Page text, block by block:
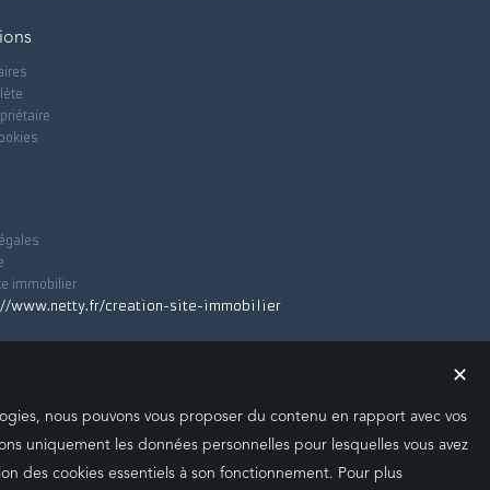
immobilier
✕
nous pouvons vous proposer du contenu en rapport avec vos
uniquement les données personnelles pour lesquelles vous avez
des cookies essentiels à son fonctionnement. Pour plus